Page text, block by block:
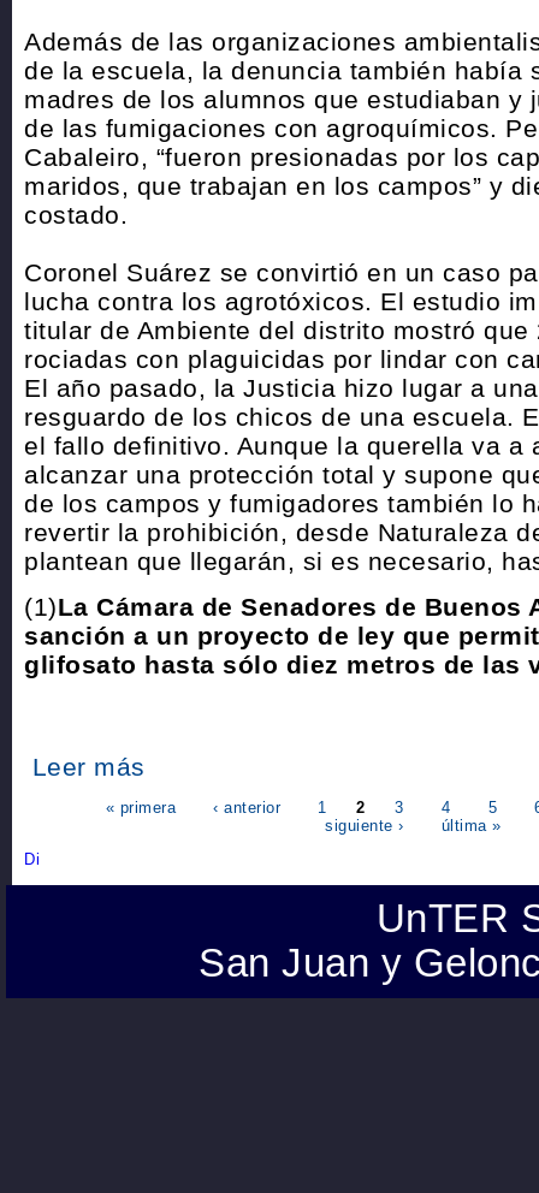
Además de las organizaciones
de la escuela, la denuncia también había
madres de los alumnos que estudiaban y
de las fumigaciones con agroquímicos.
Cabaleiro, “fueron presionadas por los
maridos, que trabajan en los campos” y
costado.
Coronel Suárez se convirtió en un caso
lucha contra los agrotóxicos. El estudio
titular de Ambiente del distrito mostró que
rociadas con plaguicidas por lindar con
El año pasado, la Justicia hizo lugar a
resguardo de los chicos de una escuela.
el fallo definitivo. Aunque la querella va a
alcanzar una protección total y supone
de los campos y fumigadores también lo
revertir la prohibición, desde Naturaleza
plantean que llegarán, si es necesario,
(1)La Cámara de Senadores de Buenos
sanción a un proyecto de ley que
glifosato hasta sólo diez metros de las
Leer más
« primera ‹ anterior 1 2 3 4 5
siguiente ›
última »
UnTER
San Juan y